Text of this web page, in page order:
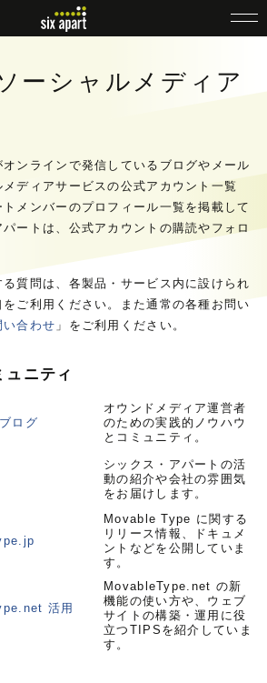
ーシャルメディア
ンラインで発信しているブログやメール
ディアサービスの公式アカウント一覧
メンバーのプロフィール一覧を掲載して
ートは、公式アカウントの購読やフォロ
質問は、各製品・サービス内に設けられ
ご利用ください。また通常の各種お問い
い合わせ 」をご利用ください。
ュニティ
ログ
オウンドメディア運営者
のための実践的ノウハウ
とコミュニティ。
シックス・アパートの活
動の紹介や会社の雰囲気
をお届けします。
Movable Type に関する
リリース情報、ドキュメ
ントなどを公開していま
す。
活用
MovableType.net の新
機能の使い方や、ウェブ
サイトの構築・運用に役
立つTIPSを紹介していま
す。